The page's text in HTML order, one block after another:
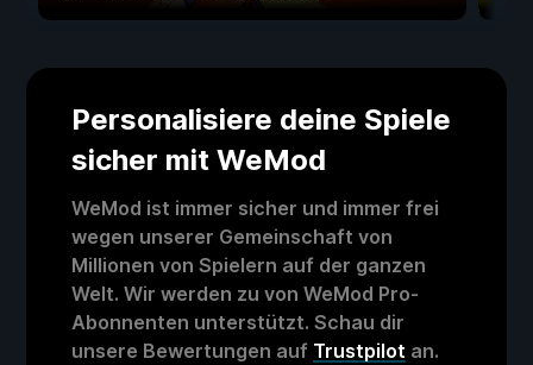
Personalisiere deine Spiele
sicher mit WeMod
WeMod ist immer sicher und immer frei
wegen unserer Gemeinschaft von
Millionen von Spielern auf der ganzen
Welt. Wir werden zu von WeMod Pro-
Abonnenten unterstützt. Schau dir
unsere Bewertungen auf Trustpilot an.